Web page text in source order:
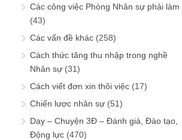
Các công việc Phòng Nhân sự phải làm
(43)
Các vấn đề khác (258)
Cách thức tăng thu nhập trong nghề
Nhân sự (31)
Cách viết đơn xin thôi việc (17)
Chiến lược nhân sự (51)
Dạy – Chuyện 3Đ – Đánh giá, Đào tạo,
Động lực (470)